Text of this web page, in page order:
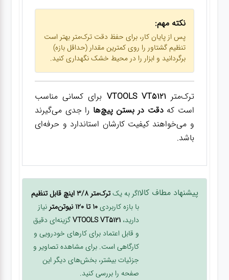
نکته مهم:
پس از پایان کار، برای حفظ دقت ترک‌متر بهتر است
تنظیم گشتاور را روی کمترین مقدار (حداقل بازه)
برگردانید و ابزار را در محیط خشک نگهداری کنید.
ترک‌مترVTOOLS VT5121 برای کسانی مناسب
است کهدقت در بستن پیچ‌ها را جدی می‌گیرند
و می‌خواهند کیفیت کارشان استاندارد و حرفه‌ای
باشد.
پیشنهاد مطاف کالااگر به یکترک‌متر 3/8 اینچ قابل تنظیم
با بازه کاربردی10 تا 120 نیوتن‌متر
نیاز
دارید،VTOOLS VT5121گزینه‌ای دقیق
و قابل اعتماد برای کارهای خودرویی و
کارگاهی است. برای مشاهده تصاویر و
جزئیات بیشتر، بخش‌های دیگر این
صفحه را بررسی کنید.